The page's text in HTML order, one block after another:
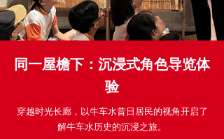
同一屋檐下：沉浸式角色导览体
验
穿越时光长廊，以牛车水昔日居民的视角开启了
解牛车水历史的沉浸之旅。